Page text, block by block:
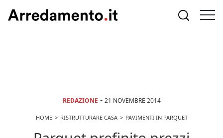
REDAZIONE - 21 NOVEMBRE 2014
HOME RISTRUTTURARE CASA PAVIMENTI IN PARQUET